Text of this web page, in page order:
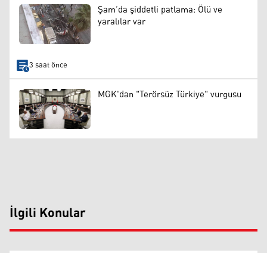
Şam’da şiddetli patlama: Ölü ve
yaralılar var
3 saat önce
MGK'dan "Terörsüz Türkiye" vurgusu
İlgili Konular